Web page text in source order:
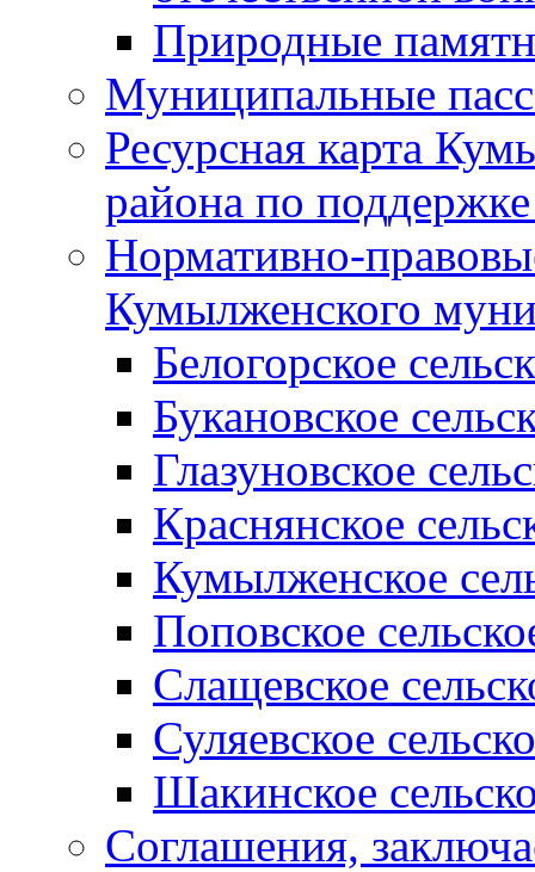
Природные
Муниципальные
Ресурсная карта
района по
Нормативно-
Кумылженского
Белогорское
Букановское
Глазуновское
Краснянское
Кумылженское
Поповское
Слащевское
Суляевское
Шакинское
Соглашения,